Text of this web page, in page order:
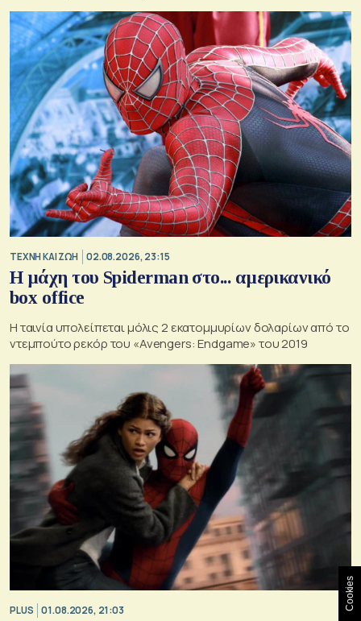
TΕΧΝΗ ΚΑΙ ΖΩΗ 02.08.2026, 23:15
Η μάχη του Spiderman στο... αμερικανικό
box office
Η ταινία υπολείπεται μόλις 2 εκατομμυρίων δολαρίων από το
ντεμπούτο ρεκόρ του «Avengers: Endgame» του 2019
PLUS 01.08.2026, 21:03 Cookies